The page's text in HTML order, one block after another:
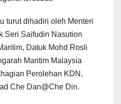
turut dihadiri oleh Menteri
Seri Saifudin Nasution
Datuk Mohd Rosli
Maritim Malaysia
Perolehan KDN,
Che Dan@Che Din.